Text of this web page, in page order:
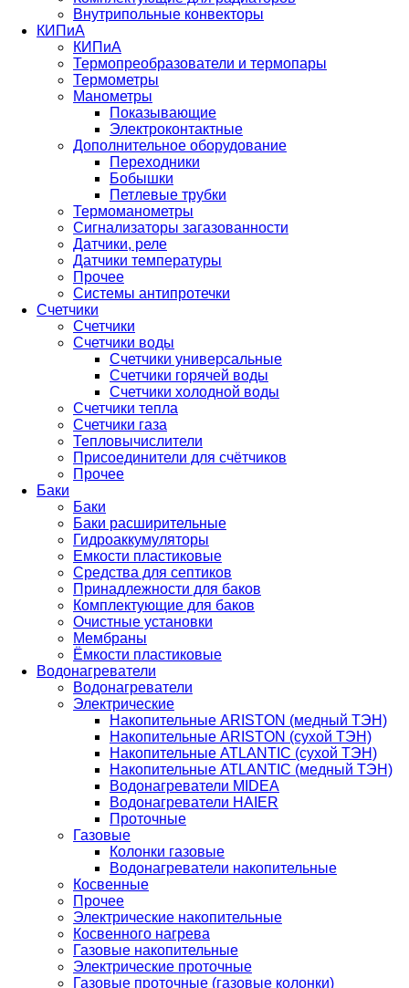
Внутрипольные конвекторы
КИПиА
КИПиА
Термопреобразователи и термопары
Термометры
Манометры
Показывающие
Электроконтактные
Дополнительное оборудование
Переходники
Бобышки
Петлевые трубки
Термоманометры
Сигнализаторы загазованности
Датчики, реле
Датчики температуры
Прочее
Системы антипротечки
Счетчики
Счетчики
Счетчики воды
Счетчики универсальные
Счетчики горячей воды
Счетчики холодной воды
Счетчики тепла
Счетчики газа
Тепловычислители
Присоединители для счётчиков
Прочее
Баки
Баки
Баки расширительные
Гидроаккумуляторы
Емкости пластиковые
Средства для септиков
Принадлежности для баков
Комплектующие для баков
Очистные установки
Мембраны
Ёмкости пластиковые
Водонагреватели
Водонагреватели
Электрические
Накопительные ARISTON (медный ТЭН)
Накопительные ARISTON (сухой ТЭН)
Накопительные ATLANTIC (сухой ТЭН)
Накопительные ATLANTIC (медный ТЭН)
Водонагреватели MIDEA
Водонагреватели HAIER
Проточные
Газовые
Колонки газовые
Водонагреватели накопительные
Косвенные
Прочее
Электрические накопительные
Косвенного нагрева
Газовые накопительные
Электрические проточные
Газовые проточные (газовые колонки)